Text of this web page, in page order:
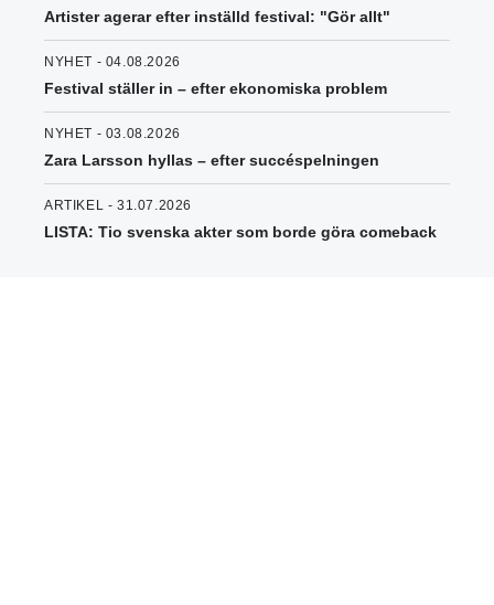
Artister agerar efter inställd festival: "Gör allt"
NYHET - 04.08.2026
Festival ställer in – efter ekonomiska problem
NYHET - 03.08.2026
Zara Larsson hyllas – efter succéspelningen
ARTIKEL - 31.07.2026
LISTA: Tio svenska akter som borde göra comeback